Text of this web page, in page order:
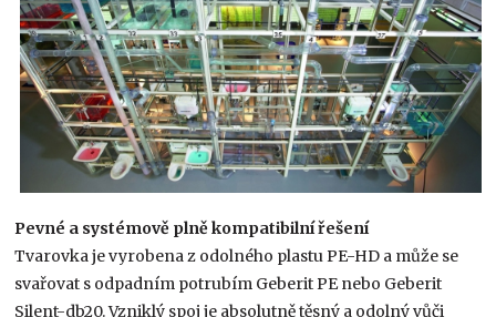
Pevné a systémově plně kompatibilní řešení
Tvarovka je vyrobena z odolného plastu PE-HD a může se
svařovat s odpadním potrubím Geberit PE nebo Geberit
Silent-db20. Vzniklý spoj je absolutně těsný a odolný vůči